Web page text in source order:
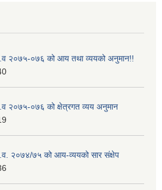
२०७५-०७६ को आय तथा व्ययको अनुमान!!
२०७५-०७६ को क्षेत्रगत व्यय अनुमान
२०७४/७५ को आय-व्ययको सार संक्षेप